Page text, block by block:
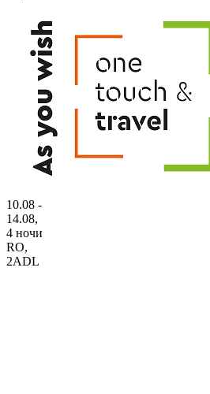
10.08 -
14.08,
4 ночи
RO,
2ADL